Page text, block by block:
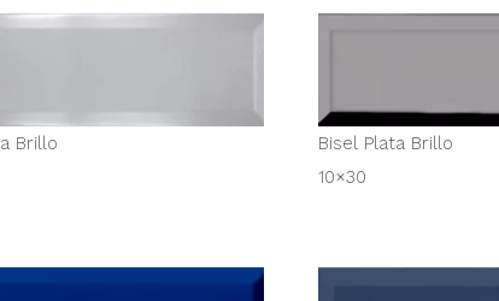
Brillo
Bisel Plata Brillo
10×30